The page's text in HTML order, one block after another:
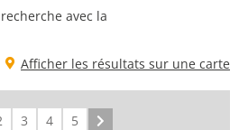
avec la
Afficher les résultats sur une carte
3 4 5